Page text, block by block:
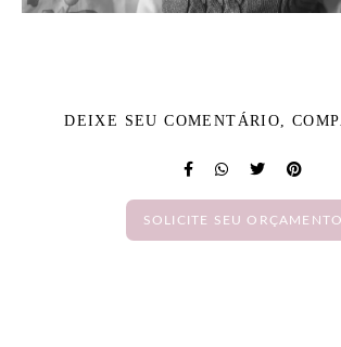
DEIXE SEU COMENTÁRIO,
SOLICITE SEU ORÇAMENTO